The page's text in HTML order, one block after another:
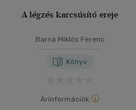
A légzés karcsúsító ereje
Barna Miklós Ferenc
Könyv
Árinformációk